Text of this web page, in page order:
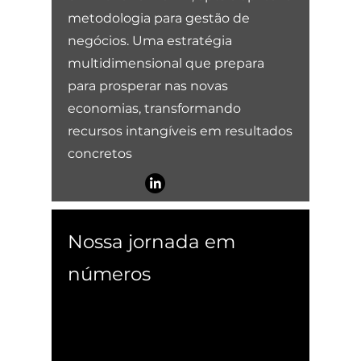
metodologia para gestão de
negócios. Uma estratégia
multidimensional que prepara
para prosperar nas novas
economias, transformando
recursos intangíveis em resultados
concretos
Nossa jornada em
números